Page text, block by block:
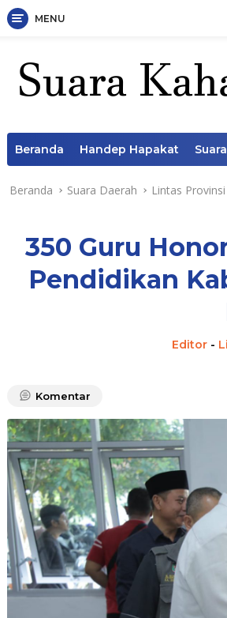
MENU
Beranda Handep Hapakat
Beranda Suara Daerah Lintas Provinsi
350 Guru
Pendidikan
Editor -
Komentar